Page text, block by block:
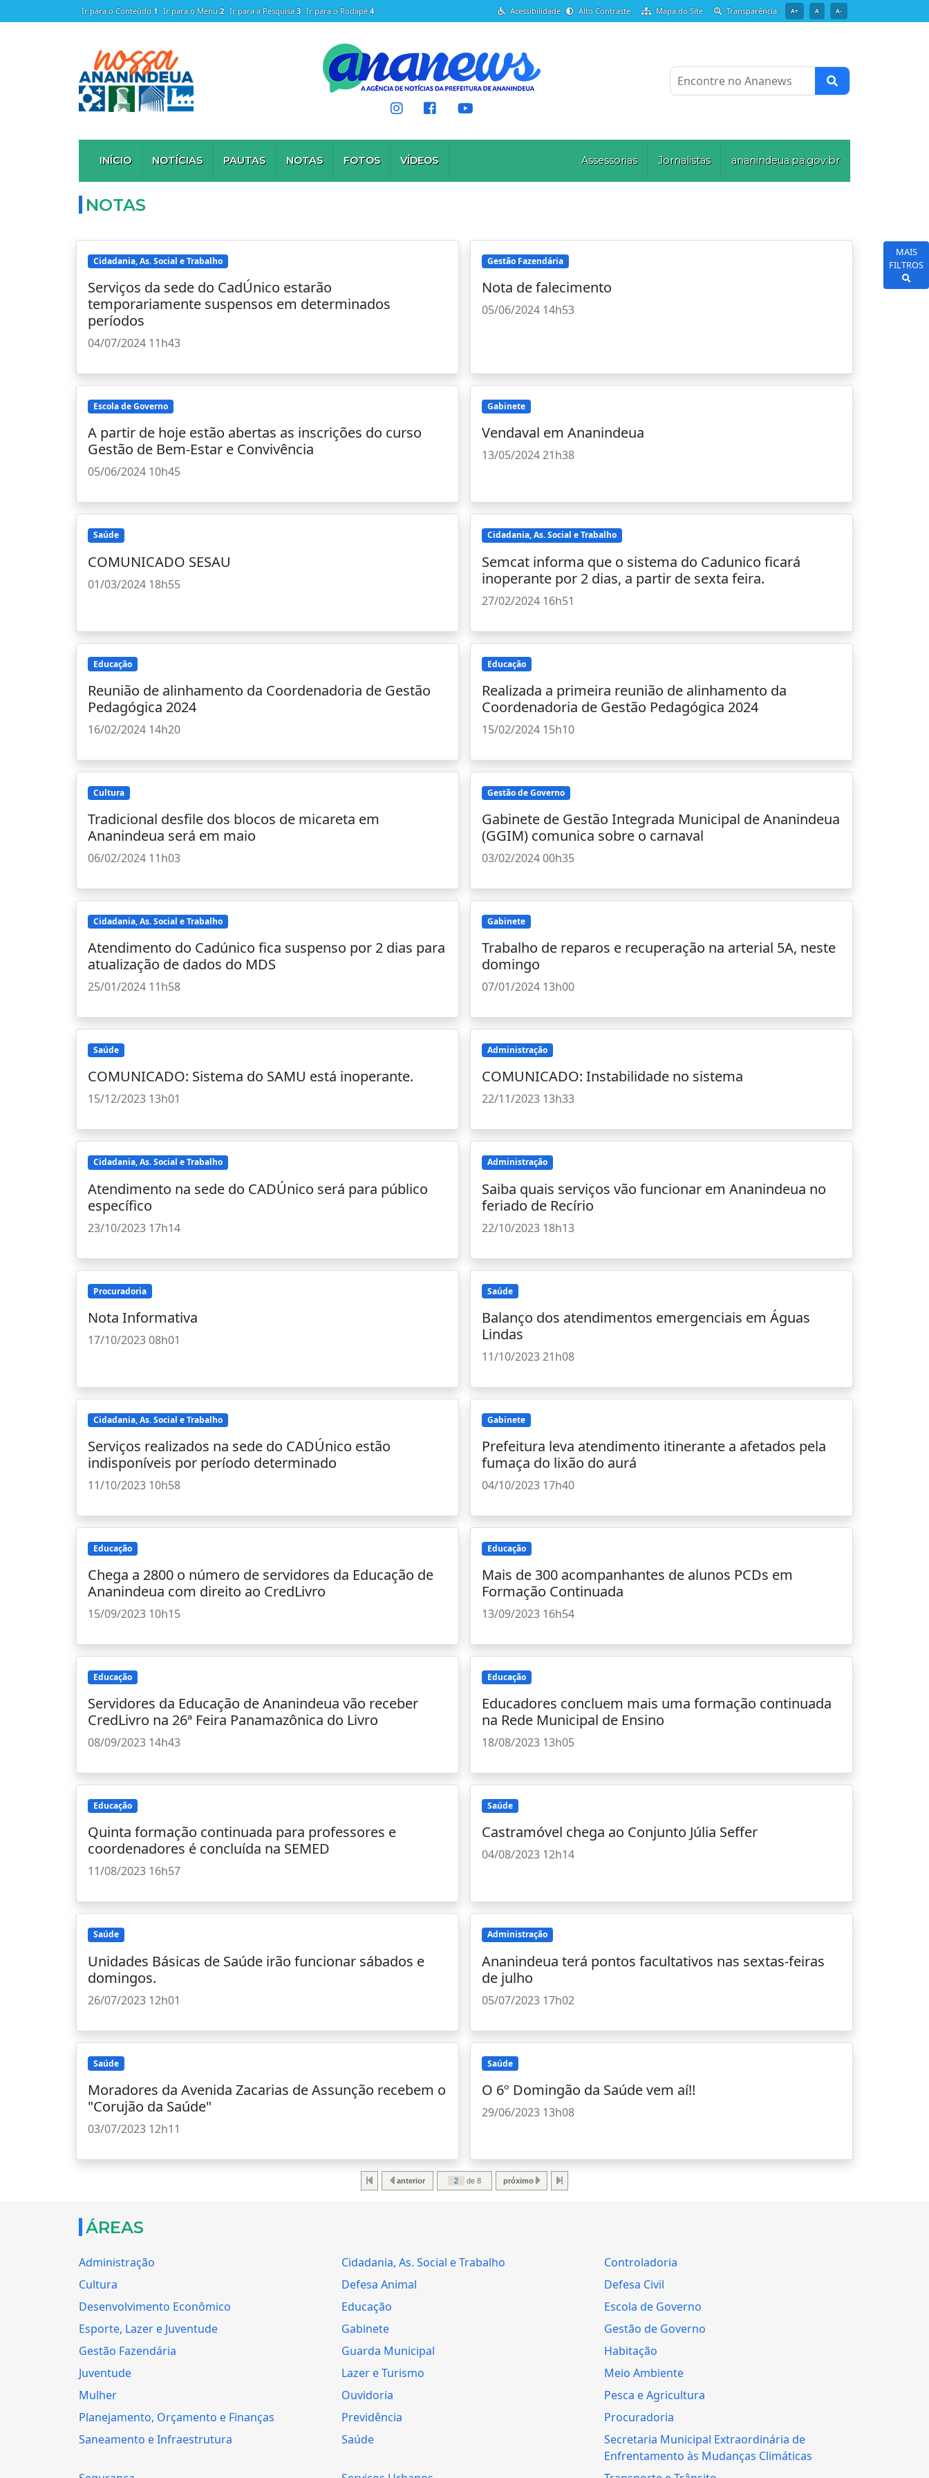
Ir para o Conteúdo 1 Ir para o Menu 2 Ir para a Pesquisa 3 Ir para o Rodapé4 Acessibilidade Alto Contraste Mapa do Site Transparência A+ A A-
Encontre no Ananews
INÍCIO NOTÍCIAS PAUTAS NOTAS FOTOS VÍDEOS Assessorias Jornalistas ananindeua.pa.gov.br
NOTAS
Cidadania, As. Social e Trabalho
Serviços da sede do CadÚnico estarão
temporariamente suspensos em determinados
períodos
04/07/2024 11h43
Gestão Fazendária
Nota de falecimento
05/06/2024 14h53
Escola de Governo
A partir de hoje estão abertas as inscrições do curso
Gestão de Bem-Estar e Convivência
05/06/2024 10h45
Gabinete
Vendaval em Ananindeua
13/05/2024 21h38
Saúde
COMUNICADO SESAU
01/03/2024 18h55
Cidadania, As. Social e Trabalho
Semcat informa que o sistema do Cadunico ficará
inoperante por 2 dias, a partir de sexta feira.
27/02/2024 16h51
Educação
Reunião de alinhamento da Coordenadoria de Gestão
Pedagógica 2024
16/02/2024 14h20
Educação
Realizada a primeira reunião de alinhamento da
Coordenadoria de Gestão Pedagógica 2024
15/02/2024 15h10
Cultura
Tradicional desfile dos blocos de micareta em
Ananindeua será em maio
06/02/2024 11h03
Gestão de Governo
Gabinete de Gestão Integrada Municipal de Ananindeua
(GGIM) comunica sobre o carnaval
03/02/2024 00h35
Cidadania, As. Social e Trabalho
Atendimento do Cadúnico fica suspenso por 2 dias para
atualização de dados do MDS
25/01/2024 11h58
Gabinete
Trabalho de reparos e recuperação na arterial 5A, neste
domingo
07/01/2024 13h00
Saúde
COMUNICADO: Sistema do SAMU está inoperante.
15/12/2023 13h01
Administração
COMUNICADO: Instabilidade no sistema
22/11/2023 13h33
Cidadania, As. Social e Trabalho
Atendimento na sede do CADÚnico será para público
específico
23/10/2023 17h14
Administração
Saiba quais serviços vão funcionar em Ananindeua no
feriado de Recírio
22/10/2023 18h13
Procuradoria
Nota Informativa
17/10/2023 08h01
Saúde
Balanço dos atendimentos emergenciais em Águas
Lindas
11/10/2023 21h08
Cidadania, As. Social e Trabalho
Serviços realizados na sede do CADÚnico estão
indisponíveis por período determinado
11/10/2023 10h58
Gabinete
Prefeitura leva atendimento itinerante a afetados pela
fumaça do lixão do aurá
04/10/2023 17h40
Educação
Chega a 2800 o número de servidores da Educação de
Ananindeua com direito ao CredLivro
15/09/2023 10h15
Educação
Mais de 300 acompanhantes de alunos PCDs em
Formação Continuada
13/09/2023 16h54
Educação
Servidores da Educação de Ananindeua vão receber
CredLivro na 26ª Feira Panamazônica do Livro
08/09/2023 14h43
Educação
Educadores concluem mais uma formação continuada
na Rede Municipal de Ensino
18/08/2023 13h05
Educação
Quinta formação continuada para professores e
coordenadores é concluída na SEMED
11/08/2023 16h57
Saúde
Castramóvel chega ao Conjunto Júlia Seffer
04/08/2023 12h14
Saúde
Unidades Básicas de Saúde irão funcionar sábados e
domingos.
26/07/2023 12h01
Administração
Ananindeua terá pontos facultativos nas sextas-feiras
de julho
05/07/2023 17h02
Saúde
Moradores da Avenida Zacarias de Assunção recebem o
"Corujão da Saúde"
03/07/2023 12h11
Saúde
O 6º Domingão da Saúde vem aí!!
29/06/2023 13h08
anterior de 8 próximo
MAIS
FILTROS
ÁREAS
Administração Cidadania, As. Social e Trabalho
Controladoria
Cultura
Defesa Animal
Defesa Civil
Desenvolvimento Econômico
Educação
Escola de Governo
Esporte, Lazer e Juventude
Gabinete
Gestão de Governo
Gestão Fazendária
Guarda Municipal
Habitação
Juventude
Lazer e Turismo
Meio Ambiente
Mulher
Ouvidoria
Pesca e Agricultura
Planejamento, Orçamento e Finanças
Previdência
Procuradoria
Saneamento e Infraestrutura
Saúde
Secretaria Municipal Extraordinária de
Enfrentamento às Mudanças Climáticas